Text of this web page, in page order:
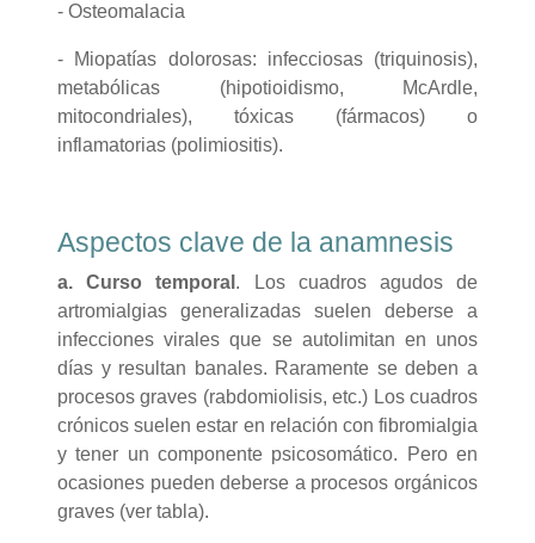
- Osteomalacia
- Miopatías dolorosas: infecciosas (triquinosis),
metabólicas (hipotioidismo, McArdle,
mitocondriales), tóxicas (fármacos) o
inflamatorias (polimiositis).
Aspectos clave de la anamnesis
a.Curso temporal . Los cuadros agudos de
artromialgias generalizadas suelen deberse a
infecciones virales que se autolimitan en unos
días y resultan banales. Raramente se deben a
procesos graves (rabdomiolisis, etc.) Los cuadros
crónicos suelen estar en relación con fibromialgia
y tener un componente psicosomático. Pero en
ocasiones pueden deberse a procesos orgánicos
graves (ver tabla).